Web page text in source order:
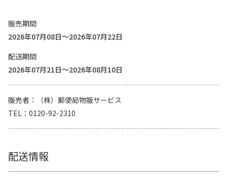
販売期間
2026年07月08日～2026年07月22日
配送期間
2026年07月21日～2026年08月10日
販売者
（株）郵便局物販サービス
TEL
0120-92-2310
配送情報